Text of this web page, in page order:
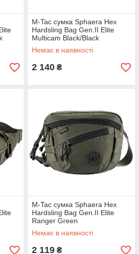
M-Tac сумка Sphaera Hex
Hardsling Bag Gen.II Elite
Multicam Black/Black
Немає в наявності
2 140 ₴
M-Tac сумка Sphaera Hex
Hardsling Bag Gen.II Elite
Ranger Green
Немає в наявності
2 119 ₴